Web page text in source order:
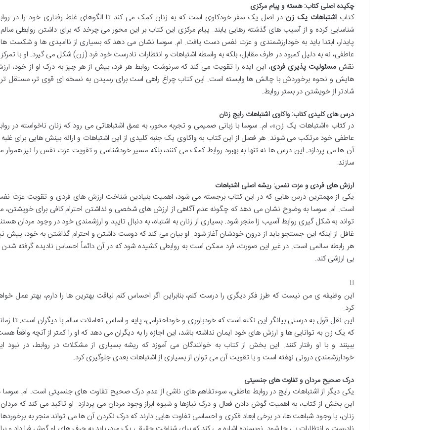
چکیده اصلی کتاب: هسته و پیام مرکزی
کتاباشتباهات یک زن در اصل یک سفر خودکاوی است که به زنان کمک می کند تا الگوهای غلط رفتاری خود را در
شناسایی کرده و از آسیب های گذشته رهایی یابند. پیام مرکزی این کتاب بر این محور می چرخد که برای داشتن روابطی
پایدار، ابتدا باید به خودارزشمندی و عزت نفس دست یافت. ام. سوسا نشان می دهد که بسیاری از ناامیدی ها و شکست
عاطفی، نه به دلیل کمبود در طرف مقابل، بلکه به واسطه اشتباهات و انتظارات نادرست خود فرد (زن) شکل می گیرد. او با تمرکز
نقشمسئولیت پذیری فردی، این ایده را تقویت می کند که سرنوشت روابط هر فرد، بیش از هر چیز به درک او از خود،
هایش و نحوه برخوردش با چالش ها وابسته است. این کتاب چراغ راهی است برای رسیدن به نسخه ای قوی تر، مستقل
شادتر از خویشتن در بستر روابط.
درس های کلیدی کتاب: واکاوی اشتباهات رایج زنان
در کتاب «اشتباهات یک زن»، ام. سوسا با زبانی صمیمی و تجربه محور، به عمق اشتباهاتی می رود که زنان ناخواسته در
عاطفی خود مرتکب می شوند. هر فصل از این کتاب به واکاوی یک جنبه کلیدی از این اشتباهات و ارائه بینش هایی برای غلبه
آن ها می پردازد. این درس ها نه تنها به بهبود روابط کمک می کنند، بلکه مسیر خودشناسی و تقویت عزت نفس را نیز هموار
سازند.
ارزش های فردی و عزت نفس: ریشه اصلی اشتباهات
یکی از مهمترین درس هایی که در این کتاب برجسته می شود، اهمیت بنیادین شناخت ارزش های فردی و تقویت عزت
است. ام. سوسا به وضوح نشان می دهد که چگونه عدم آگاهی از ارزش های شخصی و نداشتن احترام کافی برای خویشتن،
تواند به شکل گیری روابط آسیب زا منجر شود. بسیاری از زنان به اشتباه، به دنبال تایید و ارزشمندی خود در وجود مردان
غافل از اینکه این جستجو باید از درون خودشان آغاز شود. او بیان می کند که دوست داشتن و احترام گذاشتن به خود، پیش
هر رابطه سالمی است. در غیر این صورت، فرد ممکن است به روابطی کشیده شود که در آن دائماً احساس نادیده گرفته شدن
بی ارزشی کند.
این وظیفه ی من نیست که طرز فکر دیگری را درست کنم، بنابراین اگر احساس کنم لیاقت بهترین ها را دارم، بهتر عمل
کرد.
این نقل قول به درستی بیانگر این نکته است که خودباوری و خوداحترامی، پایه و اساس تعاملات سالم با دیگران است. تا
که یک زن به توانایی ها و ارزش های خود ایمان نداشته باشد، این اجازه را به دیگران می دهد که او را کمتر از آنچه واقعاً
ببینند و با او رفتار کنند. این بخش از کتاب به خوانندگان می آموزد که ریشه بسیاری از مشکلات در روابط، در نبود
خودارزشمندی درونی نهفته است و با تقویت آن می توان از بسیاری از اشتباهات بعدی جلوگیری کرد.
درک صحیح مردان و تفاوت های جنسیتی
یکی دیگر از اشتباهات رایج در روابط عاطفی، سوءتفاهم های ناشی از عدم درک صحیح تفاوت های جنسیتی است. ام. سوسا
این بخش از کتاب، به اهمیت گوش دادن فعال و درک نیازها و شیوه ابراز وجود مردان می پردازد. او تاکید می کند که
زنان، با وجود شباهت ها، در برخی ابعاد فکری و احساسی تفاوت هایی دارند که درک نکردن آن ها می تواند منجر به